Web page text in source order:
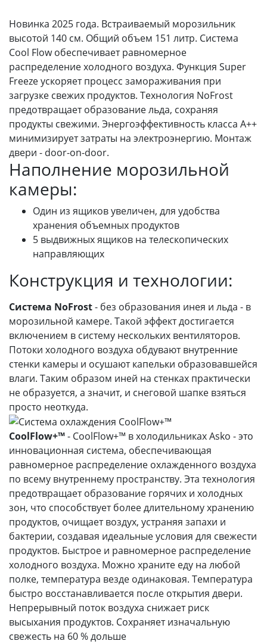
Новинка 2025 года. Встраиваемый морозильник
высотой 140 см. Общий объем 151 литр. Система
Cool Flow обеспечивает равномерное
распределение холодного воздуха. Функция Super
Freeze ускоряет процесс замораживания при
загрузке свежих продуктов. Технология NoFrost
предотвращает образование льда, сохраняя
продукты свежими. Энергоэффективность класса A++
минимизирует затраты на электроэнергию. Монтаж
двери - door-on-door.
Наполнение морозильной
камеры:
Один из ящиков увеличен, для удобства
хранения объемных продуктов
5 выдвижных ящиков на телескопических
направляющих
Конструкция и технологии:
Система NoFrost- без образования инея и льда - в
морозильной камере. Такой эффект достигается
включением в систему нескольких вентиляторов.
Потоки холодного воздуха обдувают внутренние
стенки камеры и осушают капельки образовавшейся
влаги. Таким образом иней на стенках практически
не образуется, а значит, и снеговой шапке взяться
просто неоткуда.
CoolFlow+™- CoolFlow+™ в холодильниках Asko - это
инновационная система, обеспечивающая
равномерное распределение охлажденного воздуха
по всему внутреннему пространству. Эта технология
предотвращает образование горячих и холодных
зон, что способствует более длительному хранению
продуктов, очищает воздух, устраняя запахи и
бактерии, создавая идеальные условия для свежести
продуктов. Быстрое и равномерное распределение
холодного воздуха. Можно храните еду на любой
полке, температура везде одинаковая. Температура
быстро восстанавливается после открытия двери.
Непрерывный поток воздуха снижает риск
высыхания продуктов. Сохраняет изначальную
свежесть на 60 % дольше